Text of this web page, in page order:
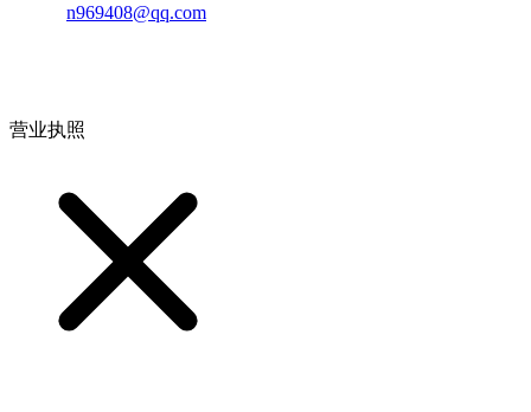
n969408@qq.com
营业执照